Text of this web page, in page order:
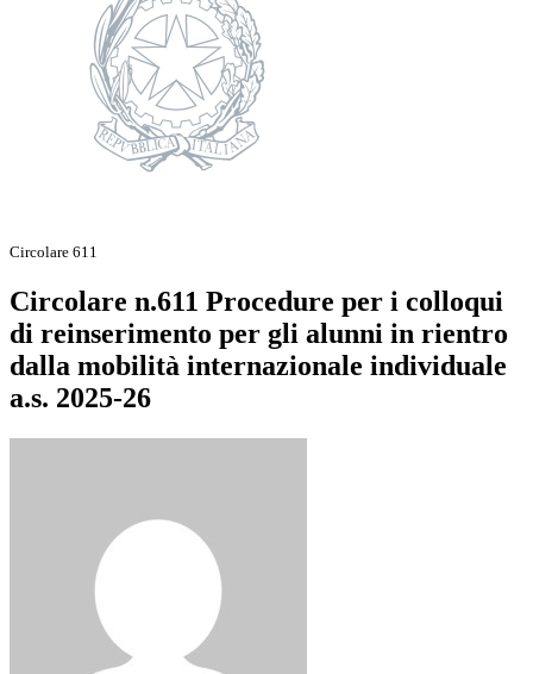
Circolare 611
Circolare n.611 Procedure per i colloqui
di reinserimento per gli alunni in rientro
dalla mobilità internazionale individuale
a.s. 2025-26